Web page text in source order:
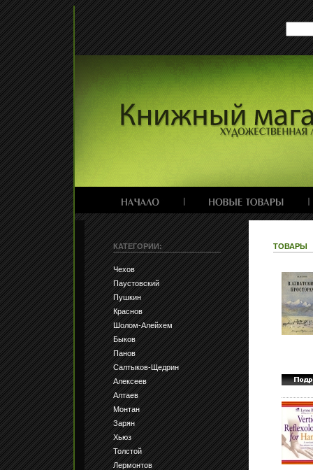
КАТЕГОРИИ:
Чехов
Паустовский
Пушкин
Краснов
Шолом-Алейхем
Быков
Панов
Салтыков-Щедрин
Алексеев
Алтаев
Монтан
Зарян
Хьюз
Толстой
Лермонтов
ТОВАРЫ